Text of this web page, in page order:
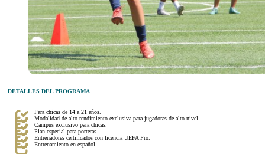
DETALLES DEL PROGRAMA
Para chicas de 14 a 21 años.
Modalidad de alto rendimiento exclusiva para jugadoras de alto nivel.
Campus exclusivo para chicas.
Plan especial para porteras.
Entrenadores certificados con licencia UEFA Pro.
Entrenamiento en español.